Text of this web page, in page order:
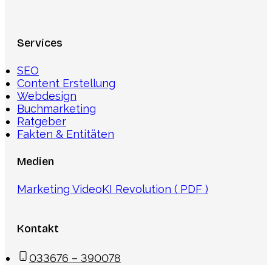
Services
SEO
Content Erstellung
Webdesign
Buchmarketing
Ratgeber
Fakten & Entitäten
Medien
Marketing VideoKI Revolution ( PDF )
Kontakt
033676 – 390078